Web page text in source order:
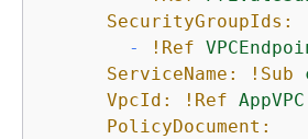
SecurityGroupIds:
-
!Ref
ServiceName:
!Sub
VpcId:
!Ref AppVPC
PolicyDocument: